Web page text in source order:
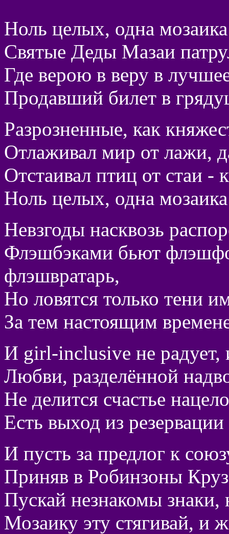
Ноль целых, одна
Святые Деды Мазаи
Где верою в веру в
Продавший билет в
Разрозненные, как
Отлаживал мир от лажи,
Отстаивал птиц от стаи -
Ноль целых, одна
Невзгоды насквозь
Флэшбэками бьют
флэшвратарь,
Но ловятся только тени
За тем настоящим
И girl-inclusive не
Любви, разделённой
Не делится счастье
Есть выход из
И пусть за предлог к
Приняв в Робинзоны
Пускай незнакомы знаки,
Мозаику эту стягивай,